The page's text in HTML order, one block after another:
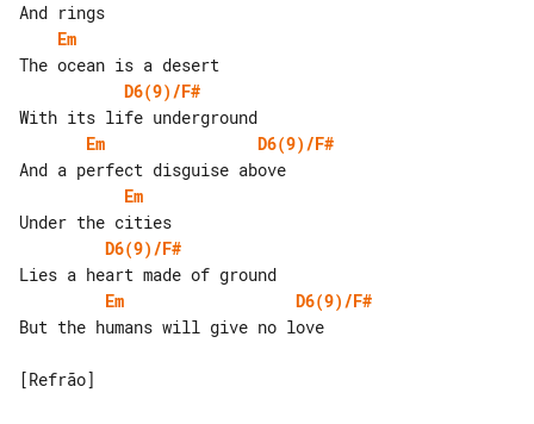
Em
D6(9)/F#
Em
D6(9)/F#
Em
D6(9)/F#
Em
D6(9)/F#
But the humans will give no love
[Refrão]